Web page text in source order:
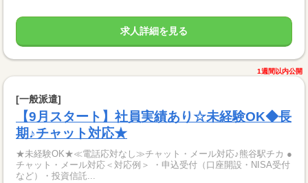
求人詳細を見る
1週間以内公開
[一般派遣]
【9月スタート】社員実績あり☆未経験OK◆長
期♪チャット対応★
★未経験OK★≪電話応対なし≫チャット・メール対応♪熊谷駅チカ ●
チャット・メール対応＜対応例＞ ・申込受付（口座開設・NISA受付
など）・投資信託...